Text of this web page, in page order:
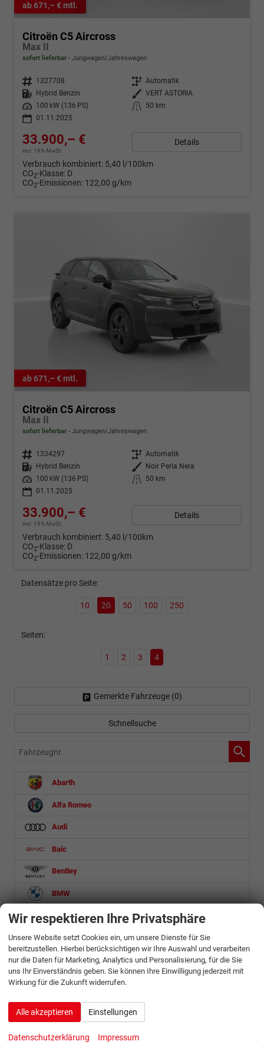
ab 671,– € mtl.
Citroën C5 Aircross
Max II
sofort lieferbar Jungwagen/Jahreswagen
Fahrzeugnr. 1327708 Getriebe Automatik
Kraftstoff
Hybrid Benzin Außenfarbe VERT ASTORIA
Leistung
100 kW (136 PS) Kilometerstand
50 km
01.11.2025
33.900,– €
incl. 19% MwSt.
Details
Verbrauch kombiniert: 5,40 l/100km
CO2-Klasse: D
CO2-Emissionen: 122,00 g/km
ab 671,– € mtl.
Citroën C5 Aircross
Max II
sofort lieferbar Jungwagen/Jahreswagen
Fahrzeugnr. 1334297 Getriebe Automatik
Kraftstoff
Hybrid Benzin Außenfarbe
Noir Perla Nera
Leistung
100 kW (136 PS) Kilometerstand
50 km
01.11.2025
33.900,– €
incl. 19% MwSt.
Details
Verbrauch kombiniert: 5,40 l/100km
CO2-Klasse: D
CO2-Emissionen: 122,00 g/km
Datensätze pro Seite:
10 20 50 100 250
Seiten:
1 2 3 4
Gemerkte Fahrzeuge (0)
Schnellsuche
Fahrzeugnr.
Abarth
Alfa Romeo
Audi
Baic
Bentley
BMW
BYD
Citroën
Andere
C3
C3 Aircross
Wir respektieren Ihre Privatsphäre
Unsere Website setzt Cookies ein, um unsere Dienste für Sie
bereitzustellen. Hierbei berücksichtigen wir Ihre Auswahl und verarbeiten
nur die Daten für Marketing, Analytics und Personalisierung, für die Sie
uns Ihr Einverständnis geben. Sie können Ihre Einwilligung jederzeit mit
Wirkung für die Zukunft widerrufen.
Alle akzeptieren Einstellungen
Datenschutzerklärung Impressum